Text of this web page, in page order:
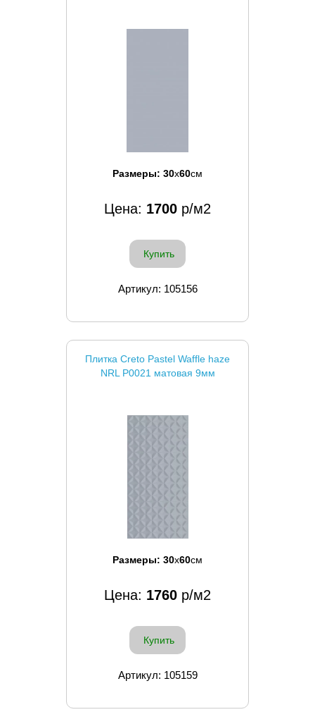
Размеры: 30x60см
Цена: 1700 р/м2
Купить
Артикул: 105156
Плитка Creto Pastel Waffle haze
NRL P0021 матовая 9мм
Размеры: 30x60см
Цена: 1760 р/м2
Купить
Артикул: 105159